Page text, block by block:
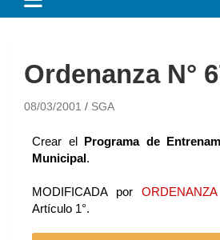
Deliberante de El
Ordenanza N°
08/03/2001 SGA
Crear el Programa de
Municipal.
MODIFICADA por
Artículo 1°.